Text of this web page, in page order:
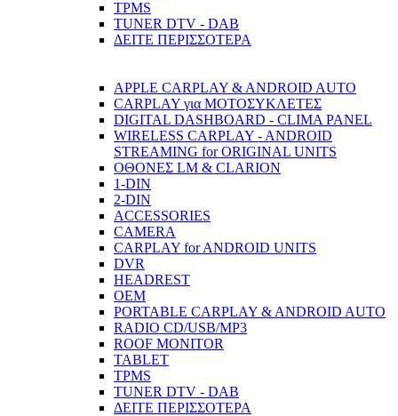
TPMS
TUNER DTV - DAB
ΔΕΙΤΕ ΠΕΡΙΣΣΟΤΕΡΑ
APPLE CARPLAY & ANDROID AUTO
CARPLAY για ΜΟΤΟΣΥΚΛΕΤΕΣ
DIGITAL DASHBOARD - CLIMA PANEL
WIRELESS CARPLAY - ANDROID
STREAMING for ORIGINAL UNITS
ΟΘΟΝΕΣ LM & CLARION
1-DIN
2-DIN
ACCESSORIES
CAMERA
CARPLAY for ANDROID UNITS
DVR
HEADREST
OEM
PORTABLE CARPLAY & ANDROID AUTO
RADIO CD/USB/MP3
ROOF MONITOR
TABLET
TPMS
TUNER DTV - DAB
ΔΕΙΤΕ ΠΕΡΙΣΣΟΤΕΡΑ